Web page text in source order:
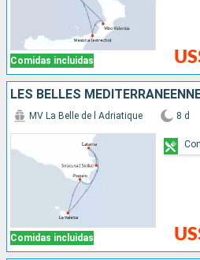
Comidas incluidas
LES BELLES
Comidas incluidas
MV La Belle de l Adriatique 8 d